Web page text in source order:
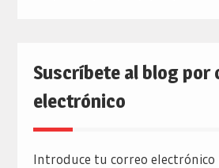
Suscríbete al blog por
electrónico
Introduce tu correo electrónico